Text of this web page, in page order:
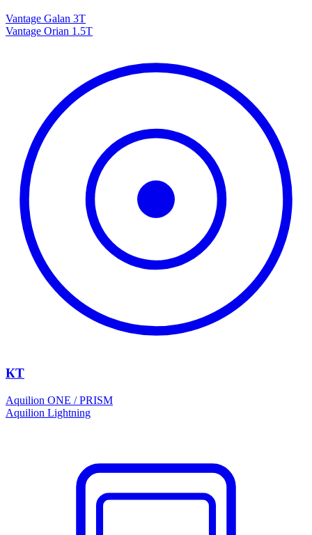
Vantage Galan 3T
Vantage Orian 1.5T
КТ
Aquilion ONE / PRISM
Aquilion Lightning